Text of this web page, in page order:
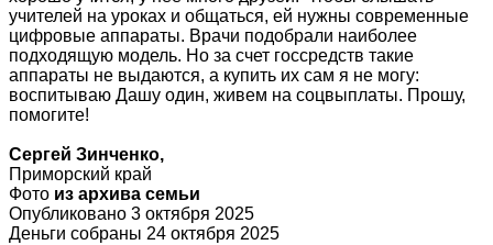
учителей на уроках и общаться, ей нужны современные
цифровые аппараты. Врачи подобрали наиболее
подходящую модель. Но за счет госсредств такие
аппараты не выдаются, а купить их сам я не могу:
воспитываю Дашу один, живем на соцвыплаты. Прошу,
помогите!
Сергей Зинченко,
Приморский край
Фото из архива семьи
Опубликовано 3 октября 2025
Деньги собраны 24 октября 2025